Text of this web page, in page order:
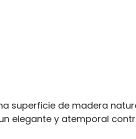
superficie de madera
elegante y atemporal